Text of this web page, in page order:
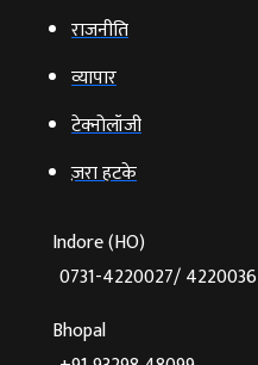
राजनीति
व्‍यापार
टेक्‍नोलॉजी
ज़रा हटके
Indore (HO)
0731-4220027/ 4220036
Bhopal